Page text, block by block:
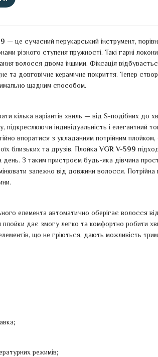
— це сучасний перукарський інструмент,
різного ступеня пружності. Такі гарні
волосся двома іншими. Фіксація
та довговічне керамічне покриття. Тепер
щадним способом.
кілька варіантів хвиль — від S-подібних до
індивідуальність і елегантний
впоратися з укладанням потрійним
близьких та друзів. ПлойкаVGR V-599
день. З таким пристроєм будь-яка дівчина
залежно від довжини волосся.
елемента автоматично оберігає волосся
плойки дає змогу легко та комфортно робити
що не гріються, дають можливість
режимів;